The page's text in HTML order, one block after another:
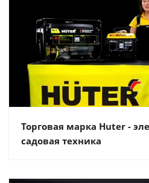
Торговая марка Huter -
садовая техника